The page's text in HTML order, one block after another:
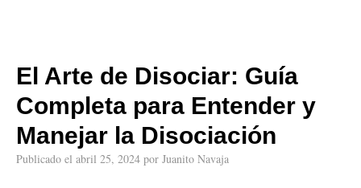
El Arte de Disociar: Guía
Completa para Entender y
Manejar la Disociación
Publicado el abril 25, 2024 por Juanito Navaja